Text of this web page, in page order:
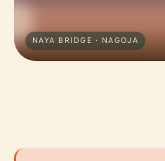
NAYA BRIDGE · NAGOJA